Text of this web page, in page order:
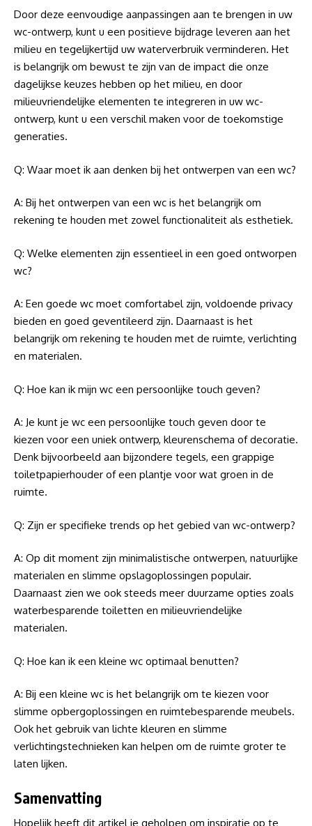
Door deze eenvoudige aanpassingen aan te brengen in uw
wc-ontwerp, kunt u een positieve bijdrage leveren aan het
milieu en tegelijkertijd uw waterverbruik verminderen. Het
is belangrijk om bewust te zijn van de impact die onze
dagelijkse keuzes hebben op het milieu, en door
milieuvriendelijke elementen te integreren in uw wc-
ontwerp, kunt u een verschil maken voor de toekomstige
generaties.
Q: Waar moet ik aan denken bij het ontwerpen van een wc?
A: Bij het ontwerpen van een wc is het belangrijk om
rekening te houden met zowel functionaliteit als esthetiek.
Q: Welke elementen zijn essentieel in een goed ontworpen
wc?
A: Een goede wc moet comfortabel zijn, voldoende privacy
bieden en goed geventileerd zijn. Daarnaast is het
belangrijk om rekening te houden met de ruimte, verlichting
en materialen.
Q: Hoe kan ik mijn wc een persoonlijke touch geven?
A: Je kunt je wc een persoonlijke touch geven door te
kiezen voor een uniek ontwerp, kleurenschema of decoratie.
Denk bijvoorbeeld aan bijzondere tegels, een grappige
toiletpapierhouder of een plantje voor wat groen in de
ruimte.
Q: Zijn er specifieke trends op het gebied van wc-ontwerp?
A: Op dit moment zijn minimalistische ontwerpen, natuurlijke
materialen en slimme opslagoplossingen populair.
Daarnaast zien we ook steeds meer duurzame opties zoals
waterbesparende toiletten en milieuvriendelijke
materialen.
Q: Hoe kan ik een kleine wc optimaal benutten?
A: Bij een kleine wc is het belangrijk om te kiezen voor
slimme opbergoplossingen en ruimtebesparende meubels.
Ook het gebruik van lichte kleuren en slimme
verlichtingstechnieken kan helpen om de ruimte groter te
laten lijken.
Samenvatting
Hopelijk heeft dit artikel je geholpen om inspiratie op te